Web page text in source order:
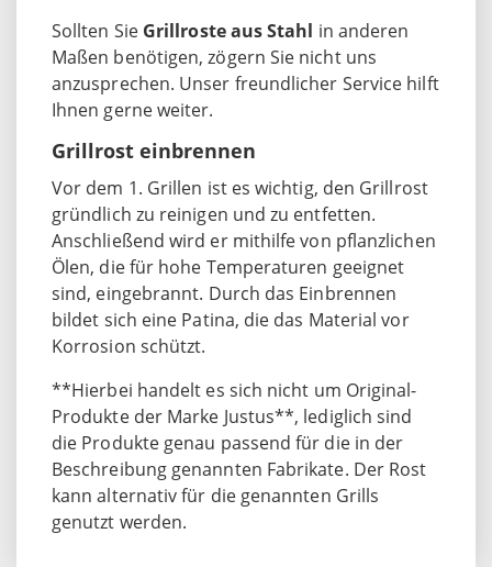
Sollten Sie Grillroste aus Stahl in anderen
Maßen benötigen, zögern Sie nicht uns
anzusprechen. Unser freundlicher Service hilft
Ihnen gerne weiter.
Grillrost einbrennen
Vor dem 1. Grillen ist es wichtig, den Grillrost
gründlich zu reinigen und zu entfetten.
Anschließend wird er mithilfe von pflanzlichen
Ölen, die für hohe Temperaturen geeignet
sind, eingebrannt. Durch das Einbrennen
bildet sich eine Patina, die das Material vor
Korrosion schützt.
**Hierbei handelt es sich nicht um Original-
Produkte der Marke Justus**, lediglich sind
die Produkte genau passend für die in der
Beschreibung genannten Fabrikate. Der Rost
kann alternativ für die genannten Grills
genutzt werden.